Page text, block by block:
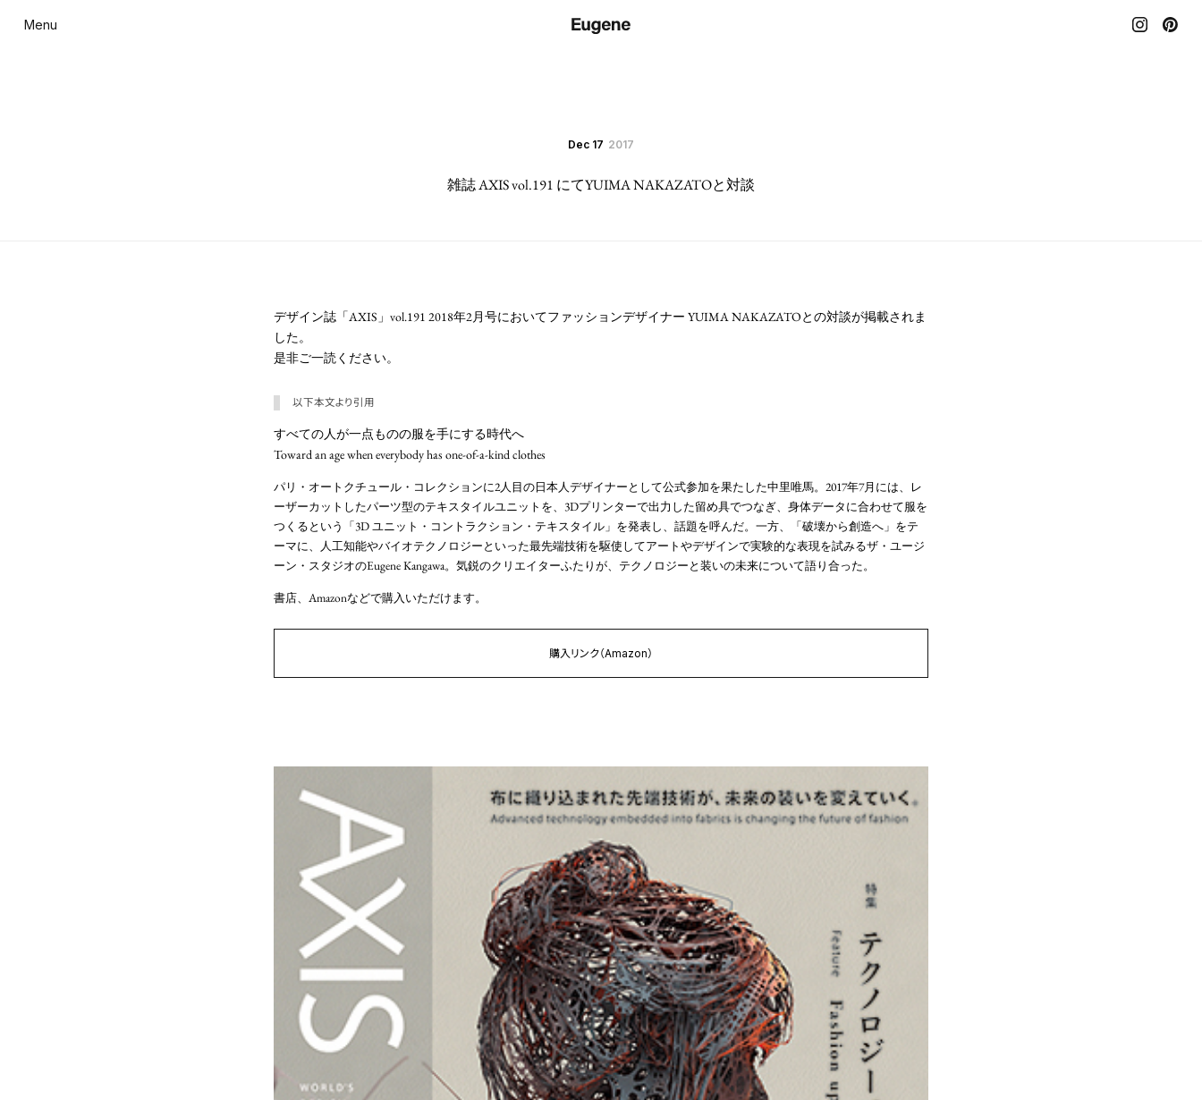
Menu
Dec 17 2017
雑誌 AXIS vol.191 にてYUIMA NAKAZATOと対談
デザイン誌「AXIS」vol.191 2018年2月号においてファッションデザイナー YUIMA NAKAZATOとの対談が掲載されま
した。
是非ご一読ください。
以下本文より引用
すべての人が一点ものの服を手にする時代へ
Toward an age when everybody has one-of-a-kind clothes
パリ・オートクチュール・コレクションに2人目の日本人デザイナーとして公式参加を果たした中里唯馬。2017年7月には、レ
ーザーカットしたパーツ型のテキスタイルユニットを、3Dプリンターで出力した留め具でつなぎ、身体データに合わせて服を
つくるという「3D ユニット・コントラクション・テキスタイル」を発表し、話題を呼んだ。一方、「破壊から創造へ」をテ
ーマに、人工知能やバイオテクノロジーといった最先端技術を駆使してアートやデザインで実験的な表現を試みるザ・ユージ
ーン・スタジオのEugene Kangawa。気鋭のクリエイターふたりが、テクノロジーと装いの未来について語り合った。
書店、Amazonなどで購入いただけます。
購入リンク（Amazon）